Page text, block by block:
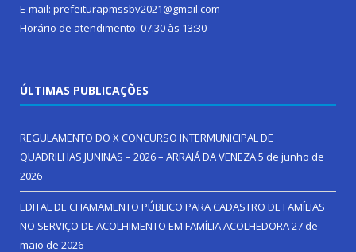
E-mail: prefeiturapmssbv2021@gmail.com
Horário de atendimento: 07:30 às 13:30
ÚLTIMAS PUBLICAÇÕES
REGULAMENTO DO X CONCURSO INTERMUNICIPAL DE
QUADRILHAS JUNINAS – 2026 – ARRAIÁ DA VENEZA5 de junho de
2026
EDITAL DE CHAMAMENTO PÚBLICO PARA CADASTRO DE FAMÍLIAS
NO SERVIÇO DE ACOLHIMENTO EM FAMÍLIA ACOLHEDORA27 de
maio de 2026